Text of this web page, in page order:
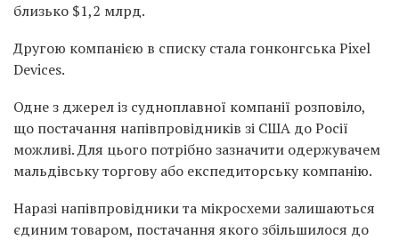
близько $1,2 млрд.
Другою компанією в списку стала гонконгська Pixel
Devices.
Одне з джерел із судноплавної компанії розповіло,
що постачання напівпровідників зі США до Росії
можливі. Для цього потрібно зазначити одержувачем
мальдівську торгову або експедиторську компанію.
Наразі напівпровідники та мікросхеми залишаються
єдиним товаром, постачання якого збільшилося до